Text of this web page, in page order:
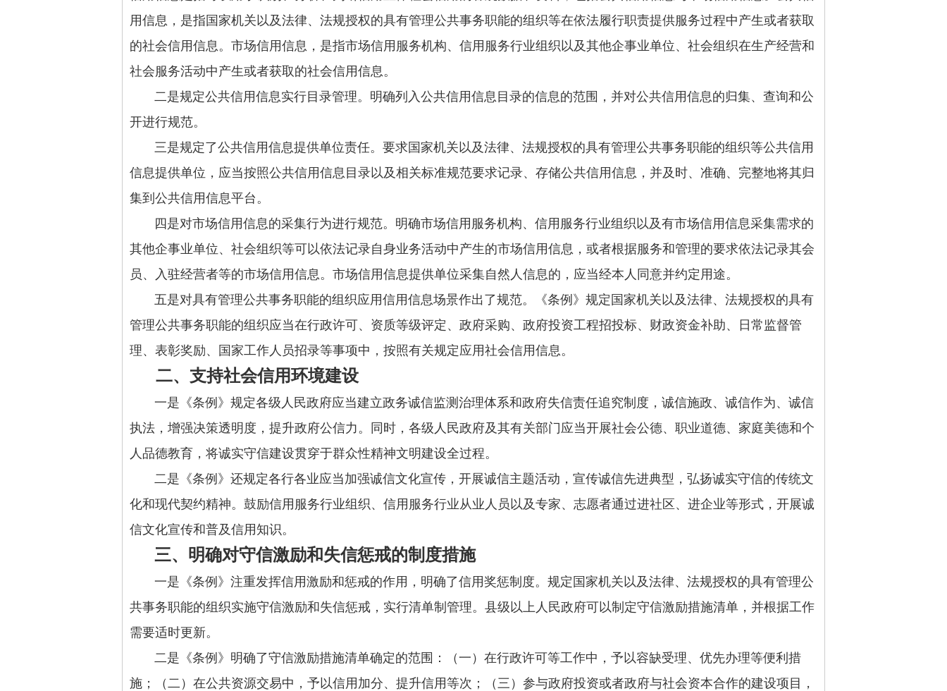
用信息，是指国家机关以及法律、法规授权的具有管理公共事务职能的组织等在依法履行职责提供服务过程中产生或者获取
的社会信用信息。市场信用信息，是指市场信用服务机构、信用服务行业组织以及其他企事业单位、社会组织在生产经营和
社会服务活动中产生或者获取的社会信用信息。
二是规定公共信用信息实行目录管理。明确列入公共信用信息目录的信息的范围，并对公共信用信息的归集、查询和公
开进行规范。
三是规定了公共信用信息提供单位责任。要求国家机关以及法律、法规授权的具有管理公共事务职能的组织等公共信用
信息提供单位，应当按照公共信用信息目录以及相关标准规范要求记录、存储公共信用信息，并及时、准确、完整地将其归
集到公共信用信息平台。
四是对市场信用信息的采集行为进行规范。明确市场信用服务机构、信用服务行业组织以及有市场信用信息采集需求的
其他企事业单位、社会组织等可以依法记录自身业务活动中产生的市场信用信息，或者根据服务和管理的要求依法记录其会
员、入驻经营者等的市场信用信息。市场信用信息提供单位采集自然人信息的，应当经本人同意并约定用途。
五是对具有管理公共事务职能的组织应用信用信息场景作出了规范。《条例》规定国家机关以及法律、法规授权的具有
管理公共事务职能的组织应当在行政许可、资质等级评定、政府采购、政府投资工程招投标、财政资金补助、日常监督管
理、表彰奖励、国家工作人员招录等事项中，按照有关规定应用社会信用信息。
二、支持社会信用环境建设
一是《条例》规定各级人民政府应当建立政务诚信监测治理体系和政府失信责任追究制度，诚信施政、诚信作为、诚信
执法，增强决策透明度，提升政府公信力。同时，各级人民政府及其有关部门应当开展社会公德、职业道德、家庭美德和个
人品德教育，将诚实守信建设贯穿于群众性精神文明建设全过程。
二是《条例》还规定各行各业应当加强诚信文化宣传，开展诚信主题活动，宣传诚信先进典型，弘扬诚实守信的传统文
化和现代契约精神。鼓励信用服务行业组织、信用服务行业从业人员以及专家、志愿者通过进社区、进企业等形式，开展诚
信文化宣传和普及信用知识。
三、明确对守信激励和失信惩戒的制度措施
一是《条例》注重发挥信用激励和惩戒的作用，明确了信用奖惩制度。规定国家机关以及法律、法规授权的具有管理公
共事务职能的组织实施守信激励和失信惩戒，实行清单制管理。县级以上人民政府可以制定守信激励措施清单，并根据工作
需要适时更新。
二是《条例》明确了守信激励措施清单确定的范围：（一）在行政许可等工作中，予以容缺受理、优先办理等便利措
施；（二）在公共资源交易中，予以信用加分、提升信用等次；（三）参与政府投资或者政府与社会资本合作的建设项目，